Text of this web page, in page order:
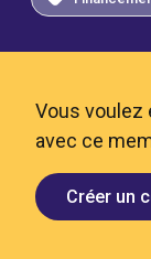
Vous voulez
avec ce
Créer un